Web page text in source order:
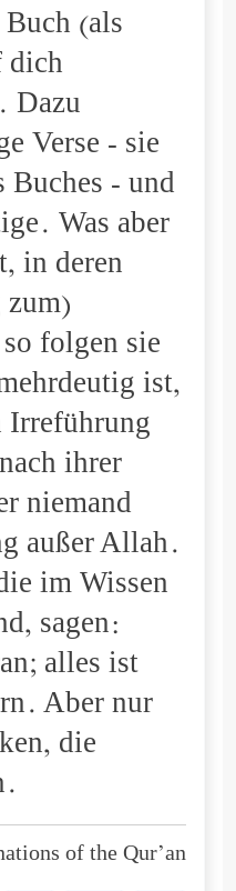
(als
dich
Dazu
Verse - sie
- und
Was aber
in deren
folgen sie
ist,
Irreführung
ihrer
niemand
außer Allah.
im Wissen
sagen:
alles ist
Aber nur
die
of the Qur’an: